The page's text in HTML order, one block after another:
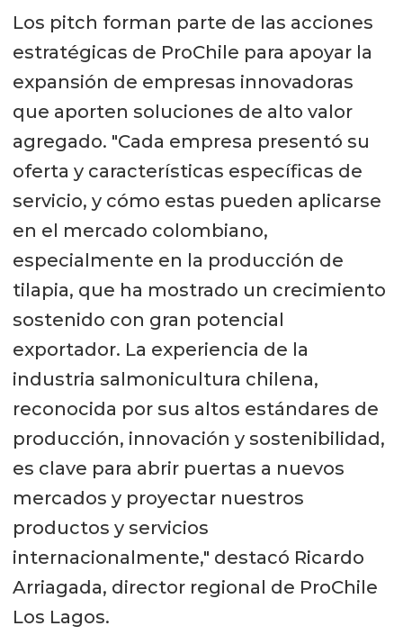
Los pitch forman parte de las acciones
estratégicas de ProChile para apoyar la
expansión de empresas innovadoras
que aporten soluciones de alto valor
agregado. "Cada empresa presentó su
oferta y características específicas de
servicio, y cómo estas pueden aplicarse
en el mercado colombiano,
especialmente en la producción de
tilapia, que ha mostrado un crecimiento
sostenido con gran potencial
exportador. La experiencia de la
industria salmonicultura chilena,
reconocida por sus altos estándares de
producción, innovación y sostenibilidad,
es clave para abrir puertas a nuevos
mercados y proyectar nuestros
productos y servicios
internacionalmente," destacó Ricardo
Arriagada, director regional de ProChile
Los Lagos.